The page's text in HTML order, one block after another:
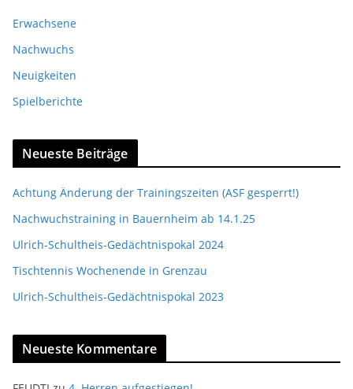
Erwachsene
Nachwuchs
Neuigkeiten
Spielberichte
Neueste Beiträge
Achtung Änderung der Trainingszeiten (ASF gesperrt!)
Nachwuchstraining in Bauernheim ab 14.1.25
Ulrich-Schultheis-Gedächtnispokal 2024
Tischtennis Wochenende in Grenzau
Ulrich-Schultheis-Gedächtnispokal 2023
Neueste Kommentare